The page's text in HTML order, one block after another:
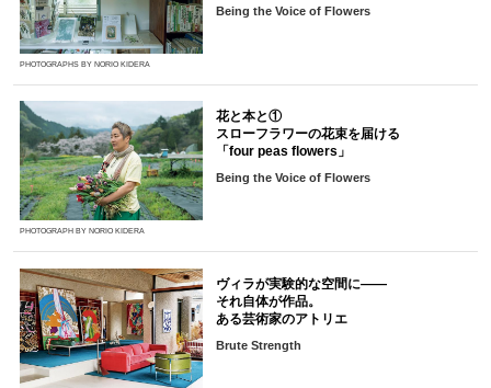
PHOTOGRAPHS BY NORIO KIDERA
Being the Voice of Flowers
PHOTOGRAPH BY NORIO KIDERA
花と本と①
スローフラワーの花束を届ける
「four peas flowers」
Being the Voice of Flowers
ヴィラが実験的な空間に――
それ自体が作品。
ある芸術家のアトリエ
Brute Strength